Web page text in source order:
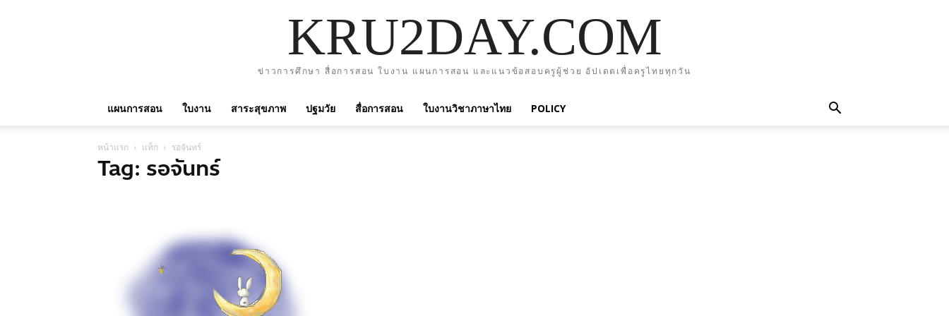
KRU2DAY.COM
ข่าวการศึกษา สื่อการสอน ใบงาน แผนการสอน และแนวข้อสอบครูผู้ช่วย อัปเดตเพื่อครูไทยทุกวัน
แผนการสอน ใบงาน สาระสุขภาพ ปฐมวัย สื่อการสอน ใบงานวิชาภาษาไทย POLICY
หน้าแรก แท็ก รอจันทร์
Tag: รอจันทร์